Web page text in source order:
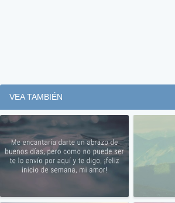
VEA TAMBIÉN